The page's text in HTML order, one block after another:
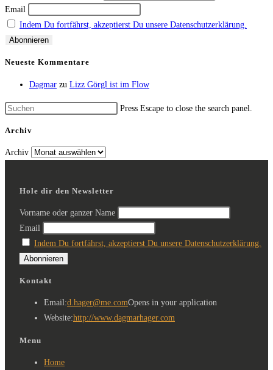
Email
Indem Du fortfährst, akzeptierst Du unsere Datenschutzerklärung.
Neueste Kommentare
Dagmar zu Lizz Görgl ist im Flow
Press Escape to close the search panel.
Archiv
Archiv
Hole dir den Newsletter
Vorname oder ganzer Name
Email
Indem Du fortfährst, akzeptierst Du unsere Datenschutzerklärung.
Kontakt
Email:d.hager@me.comOpens in your application
Website:http://www.dagmarhager.com
Menu
Home